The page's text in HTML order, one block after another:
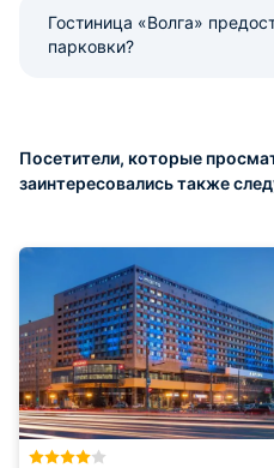
Гостиница «Волга»
парковки?
Посетители, которые
заинтересовались также